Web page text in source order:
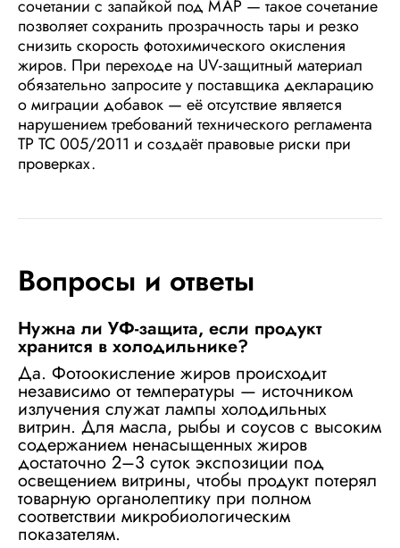
сочетании с запайкой под МАР — такое сочетание
позволяет сохранить прозрачность тары и резко
снизить скорость фотохимического окисления
жиров. При переходе на UV-защитный материал
обязательно запросите у поставщика декларацию
о миграции добавок — её отсутствие является
нарушением требований технического регламента
ТР ТС 005/2011 и создаёт правовые риски при
проверках.
Вопросы и ответы
Нужна ли УФ-защита, если продукт
хранится в холодильнике?
Да. Фотоокисление жиров происходит
независимо от температуры — источником
излучения служат лампы холодильных
витрин. Для масла, рыбы и соусов с высоким
содержанием ненасыщенных жиров
достаточно 2–3 суток экспозиции под
освещением витрины, чтобы продукт потерял
товарную органолептику при полном
соответствии микробиологическим
показателям.